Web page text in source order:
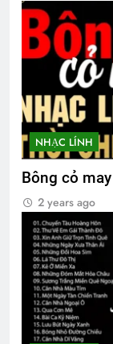
NHẠC LÍNH
Bông cỏ may
2 years ago